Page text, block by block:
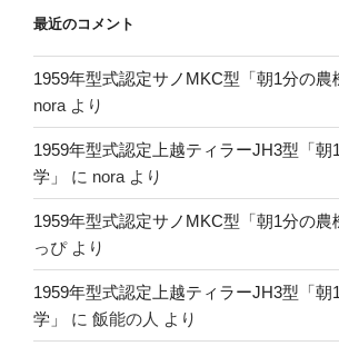
最近のコメント
1959年型式認定サノMKC型「朝1分の農
nora より
1959年型式認定上越ティラーJH3型「朝
学」
に nora より
1959年型式認定サノMKC型「朝1分の農
っぴより
1959年型式認定上越ティラーJH3型「朝
学」
に 飯能の人 より